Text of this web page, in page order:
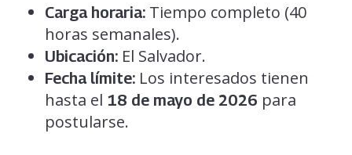
Carga horaria:Tiempo completo (40
horas semanales).
Ubicación:El Salvador.
Fecha límite:Los interesados tienen
hasta el 18 de mayo de 2026 para
postularse.